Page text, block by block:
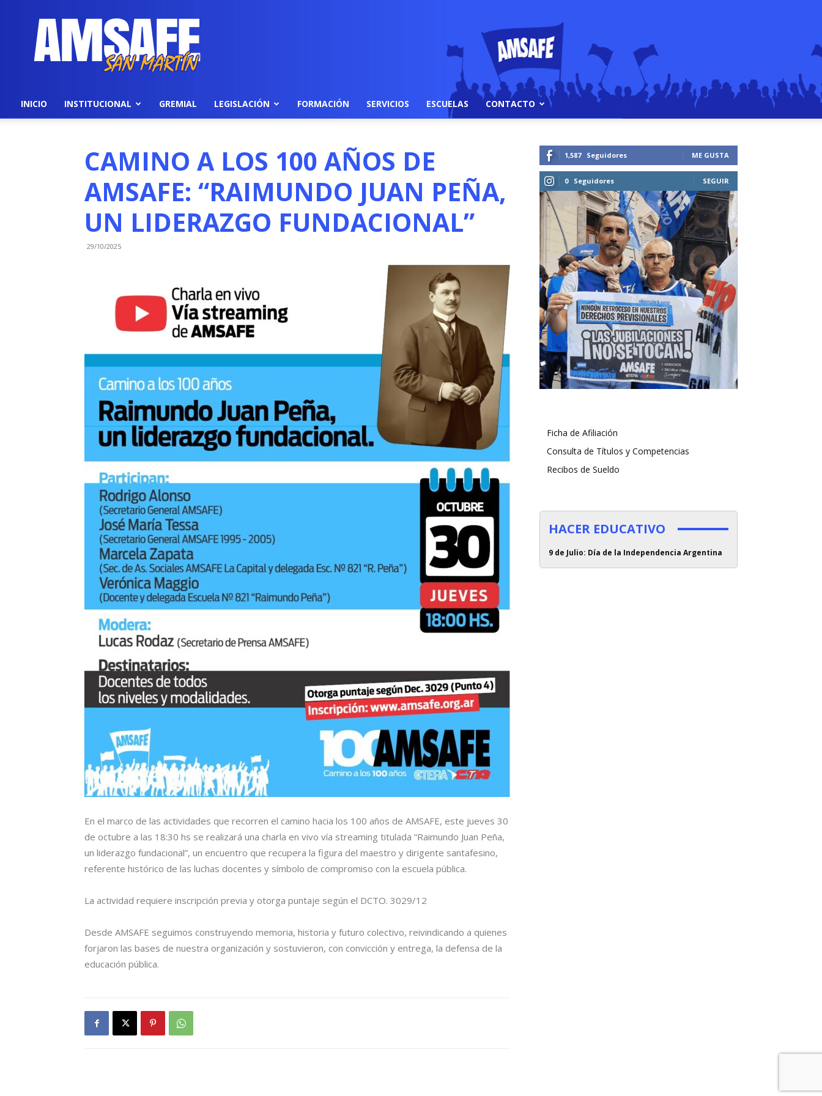
AMSAFE
INICIO INSTITUCIONAL GREMIAL LEGISLACIÓN FORMACIÓN SERVICIOS ESCUELAS CONTACTO
CAMINO A LOS 100 AÑOS DE
AMSAFE: “RAIMUNDO JUAN PEÑA,
UN LIDERAZGO FUNDACIONAL”
29/10/2025
En el marco de las actividades que recorren el camino hacia los 100 años de AMSAFE, este jueves 30
de octubre a las 18:30 hs se realizará una charla en vivo vía streaming titulada “Raimundo Juan Peña,
un liderazgo fundacional”, un encuentro que recupera la figura del maestro y dirigente santafesino,
referente histórico de las luchas docentes y símbolo de compromiso con la escuela pública.
La actividad requiere inscripción previa y otorga puntaje según el DCTO. 3029/12
Desde AMSAFE seguimos construyendo memoria, historia y futuro colectivo, reivindicando a quienes
forjaron las bases de nuestra organización y sostuvieron, con convicción y entrega, la defensa de la
educación pública.
1,587 Seguidores ME GUSTA
0 Seguidores SEGUIR
Ficha de Afiliación
Consulta de Títulos y Competencias
Recibos de Sueldo
HACER EDUCATIVO
9 de Julio: Día de la Independencia Argentina